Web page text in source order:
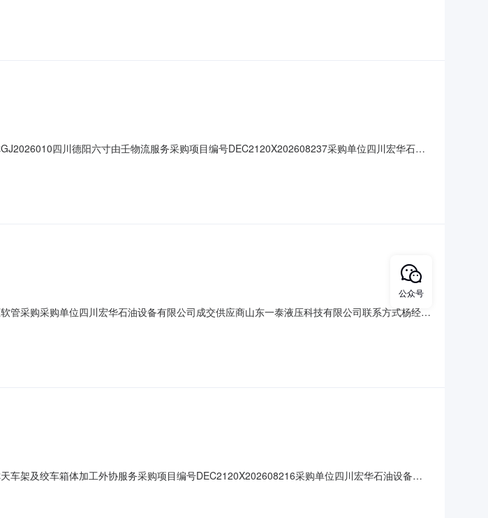
采购--供应商自助--投标报价界面进行报价。五、联系方式公告发布媒介此公告
四川德阳六寸由壬物流服务采购项目编号DEC2120X202608237采购单位四川宏华石油
电子采购--供应商自助--投标报价界面进行报价。五、联系方式公告
采购采购单位四川宏华石油设备有限公司成交供应商山东一泰液压科技有限公司联系方式杨经理
架及绞车箱体加工外协服务采购项目编号DEC2120X202608216采购单位四川宏华石油设备有
应商自助--投标报价界面进行报价。五、联系方式公告发布媒介此公告
公众号